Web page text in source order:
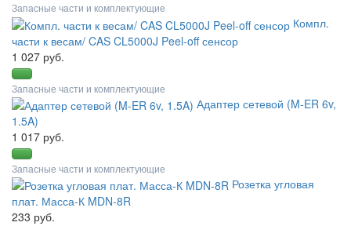
Запасные части и комплектующие
Компл.
части к весам/ CAS CL5000J Peel-off сенсор
1 027 руб.
Запасные части и комплектующие
Адаптер сетевой (M-ER 6v,
1.5A)
1 017 руб.
Запасные части и комплектующие
Розетка угловая
плат. Масса-К MDN-8R
233 руб.